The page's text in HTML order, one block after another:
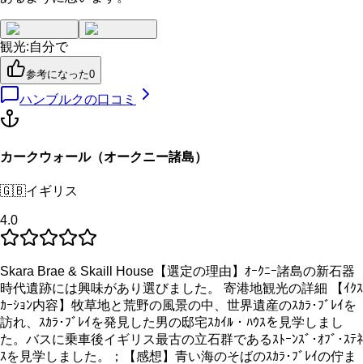
観光:自分で
参考になった0
ハンブルクの口コミ
カークウォール（オークニー諸島）
🇬🇧イギリス
4.0
Skara Brae & Skaill House【選定の理由】ｵｰｸﾆｰ諸島の新石器
時代遺跡には興味があり選びました。 寄港地観光の詳細 【ｲｸｽ
ｶｰｼｮﾝ内容】牧草地と荒野の風景の中、世界遺産のｽｶﾗ･ﾌﾞﾚｲを
訪れ、ｽｶﾗ･ﾌﾞﾚｲを発見した男の邸宅ｽｶｲﾙ・ﾊｳｽを見学しまし
た。バスに乗車後イギリス最古の立石群であるｽﾄｰﾝｽﾞ･ｵﾌﾞ･ｽﾃﾈ
ｽを見学しました。；【感想】青い海のそばのｽｶﾗ･ﾌﾞﾚｲの佇ま